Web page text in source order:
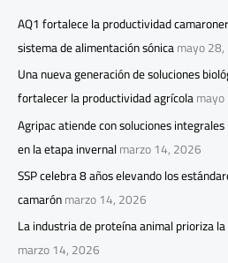
AQ1 fortalece la productividad
sistema de alimentación sónicamayo
Una nueva generación de soluciones
fortalecer la productividad agrícola
Agripac atiende con soluciones
en la etapa invernalmarzo 14, 2026
SSP celebra 8 años elevando los
camarónmarzo 14, 2026
La industria de proteína animal prioriza
marzo 14, 2026